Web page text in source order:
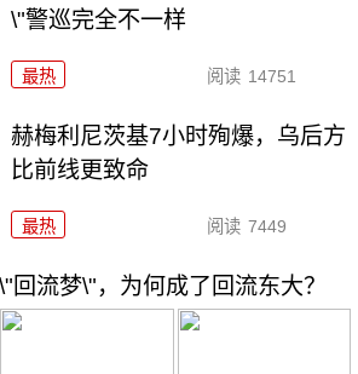
\"警巡完全不一样
最热 阅读 14751
赫梅利尼茨基7小时殉爆，乌后方
比前线更致命
最热 阅读 7449
回流梦\"，为何成了回流东大？